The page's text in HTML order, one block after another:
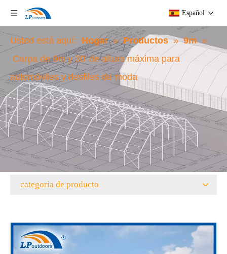
Español
Usted está aquí: Hogar » Productos » 9m »
Carpa de 9m y 30' de altura máxima para
automóviles y desfiles de moda
categoria de producto